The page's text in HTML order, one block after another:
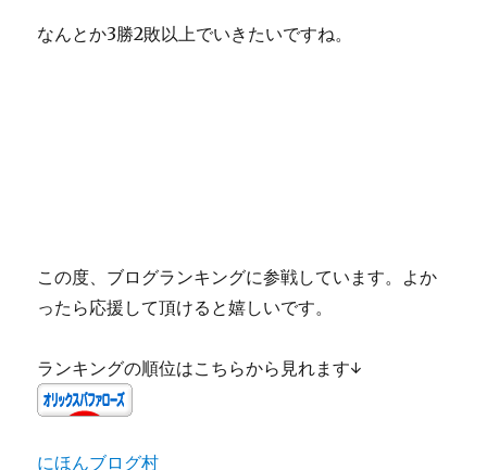
なんとか3勝2敗以上でいきたいですね。
この度、ブログランキングに参戦しています。よか
ったら応援して頂けると嬉しいです。
ランキングの順位はこちらから見れます↓
にほんブログ村